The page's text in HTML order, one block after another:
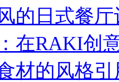
的日式餐
在RAKI创
材的风格